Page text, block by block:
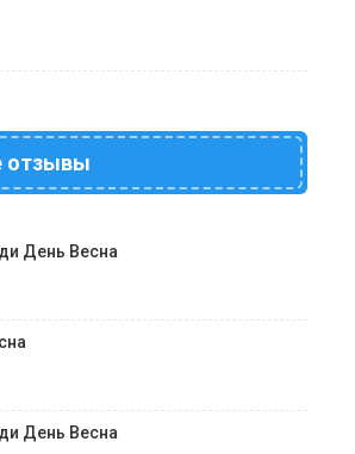
отзывы
День Весна
День Весна